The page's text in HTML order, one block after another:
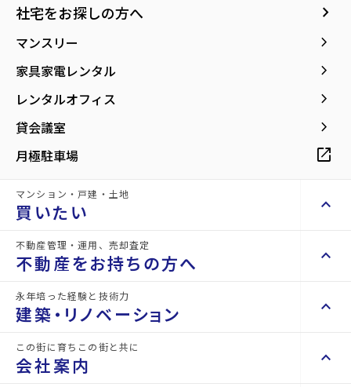
社宅をお探しの方へ keyboard_arrow_right
マンスリー keyboard_arrow_right
家具家電レンタル keyboard_arrow_right
レンタルオフィス keyboard_arrow_right
貸会議室 keyboard_arrow_right
月極駐車場 open_in_new
マンション・戸建・土地
買いたい keyboard_arrow_up
不動産を買いたい方へ keyboard_arrow_right
space_dashboard
エリアから探す
不動産管理・運用、売却査定
不動産をお持ちの方へ keyboard_arrow_up
不動産をお持ちの方へ keyboard_arrow_right
山一地所の賃貸管理
永年培った経験と技術力
建築・リノベーション keyboard_arrow_up
建築・リノベーション keyboard_arrow_right
この街に育ちこの街と共に
会社案内 keyboard_arrow_up
種別／構造 貸事務所／SRC(鉄骨鉄筋コンクリート)
仙台市地下鉄東西線/宮城野通駅 徒歩5分
location_on グーグルマップでみる
現在募集中の物件
2階 space_dashboard58.47m² currency_yen214049
5階
space_dashboard 58.47m² 214049
2階
space_dashboard98.11m² currency_yen359128
七十七銀行仙台東口支店まで
246m
ツルハドラッグ仙台榴岡店まで